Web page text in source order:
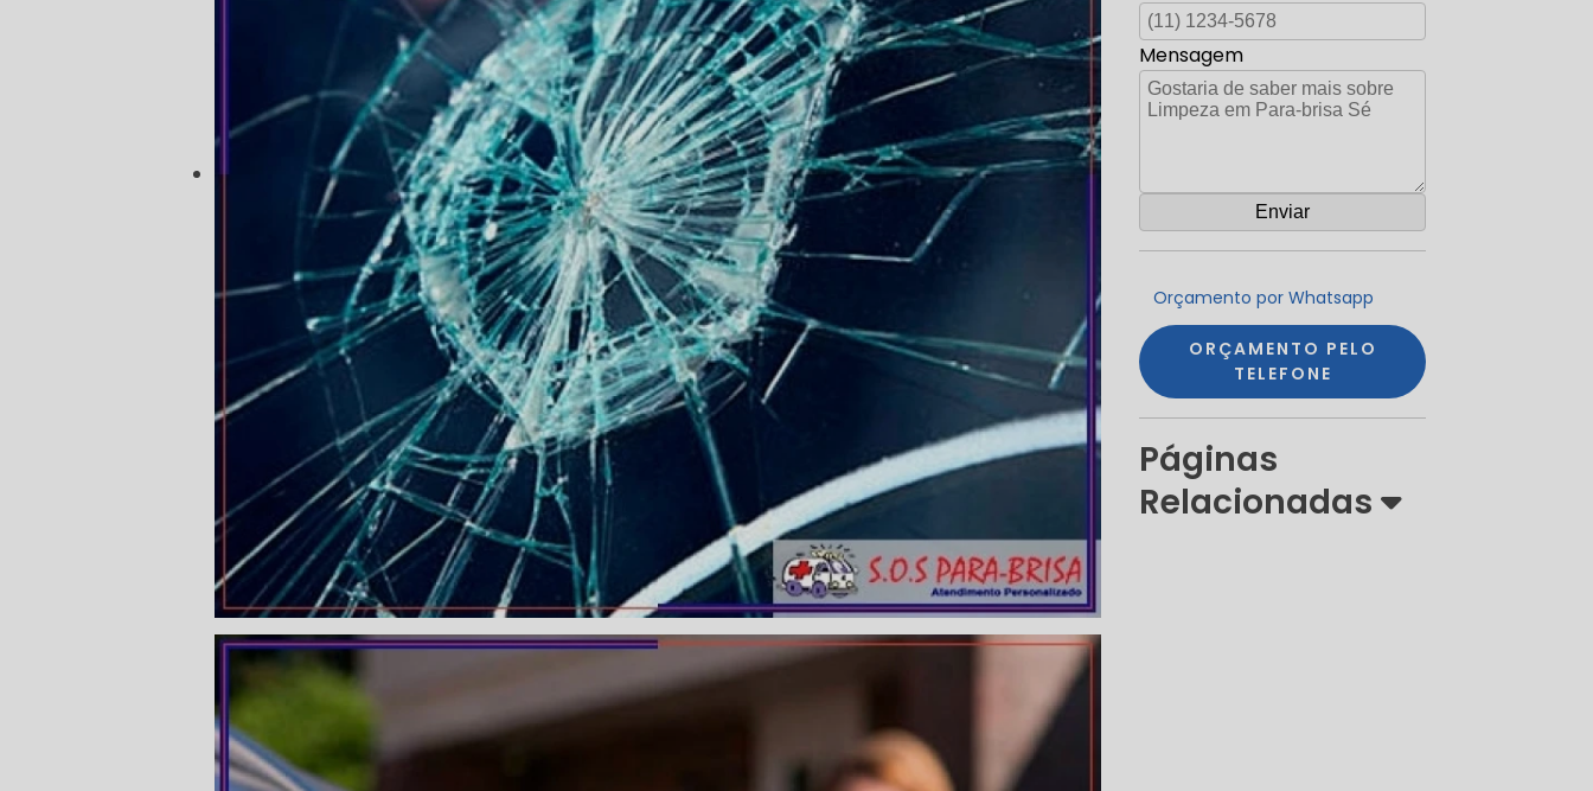
Mensagem
Orçamento por Whatsapp
ORÇAMENTO PELO
TELEFONE
Páginas
Relacionadas